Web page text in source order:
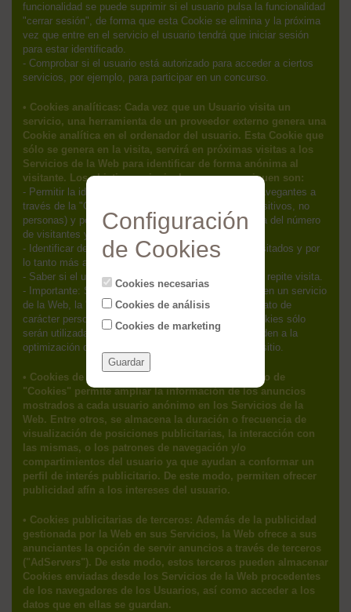
Configuración
de Cookies
Cookies necesarias
Cookies de análisis
Cookies de marketing
Guardar
funcionalidad se puede suprimir si el usuario pulsa la funcionalidad
"cerrar sesión", de forma que esta Cookie se elimina y la próxima
vez que entre en el servicio el usuario tendrá que iniciar sesión
para estar identificado.
- Comprobar si el usuario está autorizado para acceder a ciertos
servicios, por ejemplo, para participar en un concurso.
• Cookies analíticas: Cada vez que un Usuario visita un
servicio, una herramienta de un proveedor externo genera una
Cookie analítica en el ordenador del usuario. Esta Cookie que
sólo se genera en la visita, servirá en próximas visitas a los
Servicios de la Web para identificar de forma anónima al
visitante. Los objetivos principales que se persiguen son:
- Permitir la identificación anónima de los usuarios navegantes a
través de la "Cookie" (identifica navegadores y dispositivos, no
personas) y por lo tanto la contabilización aproximada del número
de visitantes y su tendencia en el tiempo.
- Identificar de forma anónima los contenidos más visitados y por
lo tanto más atractivos para los usuarios.
- Saber si el usuario que está accediendo es nuevo o repite visita.
- Importante: Salvo que el usuario decida registrarse en un servicio
de la Web, la "Cookie" nunca irá asociada a ningún dato de
carácter personal que pueda identificarle. Dichas Cookies sólo
serán utilizadas con propósitos estadísticos que ayuden a la
optimización de la experiencia de los Usuarios en el sitio.
• Cookies de publicidad comportamental: Este tipo de
"Cookies" permite ampliar la información de los anuncios
mostrados a cada usuario anónimo en los Servicios de la
Web. Entre otros, se almacena la duración o frecuencia de
visualización de posiciones publicitarias, la interacción con
las mismas, o los patrones de navegación y/o
compartimientos del usuario ya que ayudan a conformar un
perfil de interés publicitario. De este modo, permiten ofrecer
publicidad afín a los intereses del usuario.
• Cookies publicitarias de terceros: Además de la publicidad
gestionada por la Web en sus Servicios, la Web ofrece a sus
anunciantes la opción de servir anuncios a través de terceros
("AdServers"). De este modo, estos terceros pueden almacenar
Cookies enviadas desde los Servicios de la Web procedentes
de los navegadores de los Usuarios, así como acceder a los
datos que en ellas se guardan.